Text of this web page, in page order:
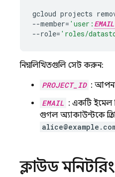
gcloud projects
--member= 'user: EMAIL
--role= 'roles/
নিম্নলিখিতগুলি সেট করুন:
PROJECT_ID :
EMAIL : একটি ইমেল
গুগল অ্যাকাউন্টকে
ক্লাউড মনিটরিং